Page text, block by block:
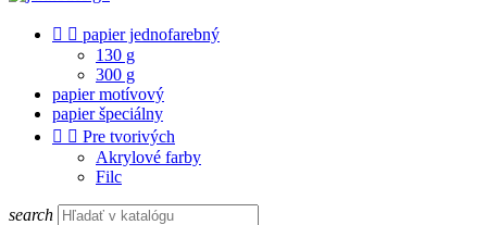
  papier jednofarebný
130 g
300 g
papier motívový
papier špeciálny
  Pre tvorivých
Akrylové farby
Filc
search